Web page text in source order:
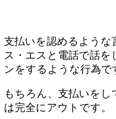
支払いを認めるような
ス・エスと電話で話を
ンをするような行為で
もちろん、支払いを
は完全にアウトです。